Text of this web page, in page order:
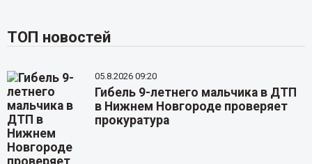
ТОП новостей
05.8.2026 09:20
Гибель 9-летнего мальчика в ДТП
в Нижнем Новгороде проверяет
прокуратура